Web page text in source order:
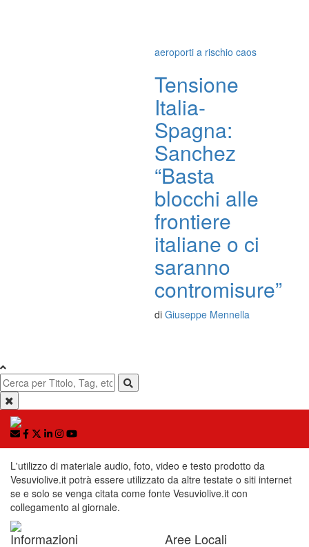
aeroporti a rischio caos
Tensione
Italia-
Spagna:
Sanchez
“Basta
blocchi alle
frontiere
italiane o ci
saranno
contromisure”
di Giuseppe Mennella
L'utilizzo di materiale audio, foto, video e testo prodotto da
Vesuviolive.it potrà essere utilizzato da altre testate o siti internet
se e solo se venga citata come fonte Vesuviolive.it con
collegamento al giornale.
Informazioni Aree Locali